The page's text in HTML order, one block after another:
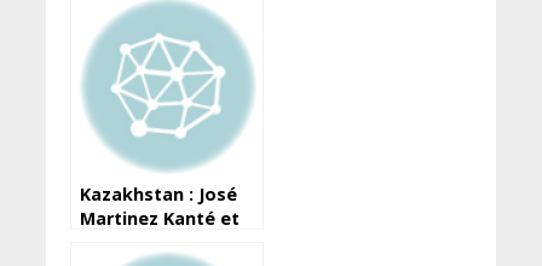
rouge contre
Mamadou Kané
Kazakhstan : José
Martinez Kanté et